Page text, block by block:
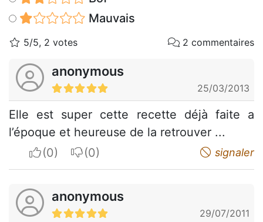
Mauvais
5/5, 2 votes 2 commentaires
anonymous
25/03/2013
Elle est super cette recette déjà faite a
l’époque et heureuse de la retrouver ...
I apreciateI do not appreciate signaler
anonymous
29/07/2011